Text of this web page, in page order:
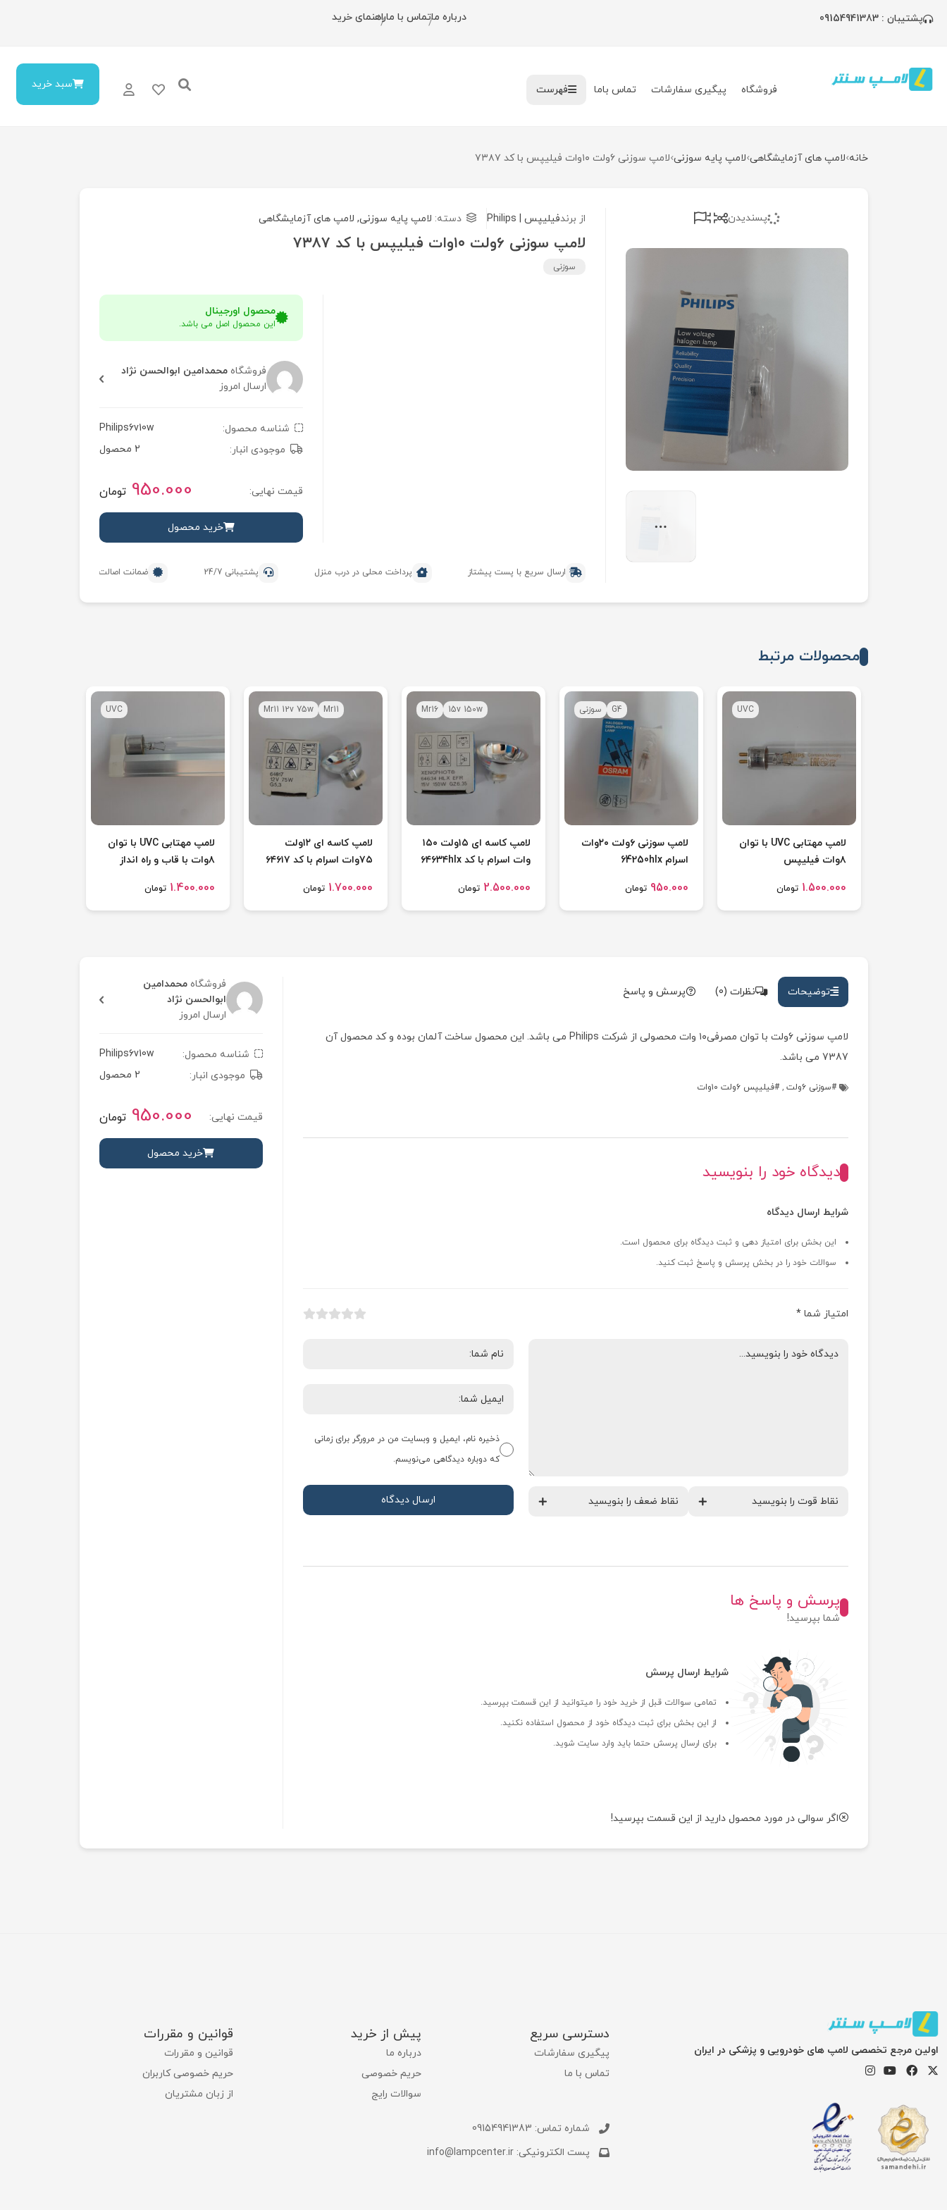
پشتیبان : 09154941383 درباره ما/تماس با ما/
راهنمای خرید
فروشگاه پیگیری سفارشات تماس باما فهرست سبد خرید
خانه لامپ های آزمایشگاهی لامپ پایه سوزنی لامپ سوزنی ۶ولت ۱۰وات فیلیپس با کد ۷۳۸۷
پسندیدن از برندفیلیپس | Philips دسته: لامپ پایه سوزنی, لامپ های آزمایشگاهی
لامپ سوزنی ۶ولت ۱۰وات فیلیپس با کد ۷۳۸۷
سوزنی
محصول اورجینال
این محصول اصل می باشد.
فروشگاهمحمدامین ابوالحسن نژاد
ارسال امروز
شناسه محصول:
Philips6v10w
موجودی انبار:
2 محصول
قیمت نهایی: تومان950.000
خرید محصول
ارسال سریع با پست پیشتاز پرداخت محلی در درب منزل پشتیبانی 24/7 ضمانت اصالت محصول
محصولات مرتبط
UVC
لامپ مهتابی UVC با توان
۸وات فیلیپس
تومان1.500.000
G4 سوزنی
لامپ سوزنی ۶ولت ۲۰وات
اسرام 64250hlx
تومان950.000
15v 150w
Mr16
لامپ کاسه ای ۱۵ولت ۱۵۰
وات اسرام با کد ۶۴۶۳۴hlx
تومان2.500.000
Mr11
Mr11 12v 75w
لامپ کاسه ای ۱۲ولت
۷۵وات اسرام با کد ۶۴۶۱۷
تومان1.700.000
UVC
لامپ مهتابی UVC با توان
۸وات با قاب و راه انداز
تومان1.400.000
توضیحات نظرات (0) پرسش و پاسخ
لامپ سوزنی ۶ولت با توان مصرفی۱۰ وات محصولی از شرکت Philips می باشد. این محصول ساخت آلمان بوده و کد محصول آن
7387 می باشد.
سوزنی ۶ولت , فیلیپس ۶ولت ۱۰وات
دیدگاه خود را بنویسید
شرایط ارسال دیدگاه
این بخش برای امتیاز دهی و ثبت دیدگاه برای محصول است.
سوالات خود را در بخش پرسش و پاسخ ثبت کنید.
امتیاز شما*
ذخیره نام، ایمیل و وبسایت من در مرورگر برای زمانی
که دوباره دیدگاهی می‌نویسم.
پرسش و پاسخ ها
شما بپرسید!
شرایط ارسال پرسش
تمامی سوالات قبل از خرید خود را میتوانید از این قسمت بپرسید.
از این بخش برای ثبت دیدگاه خود از محصول استفاده نکنید.
برای ارسال پرسش حتما باید وارد سایت شوید.
اگر سوالی در مورد محصول دارید از این قسمت بپرسید!
فروشگاه محمدامین
ابوالحسن نژاد
ارسال امروز
شناسه محصول:
Philips6v10w
موجودی انبار:
2 محصول
قیمت نهایی: تومان950.000
خرید محصول
اولین مرجع تخصصی لامپ های خودرویی و پزشکی در ایران
دسترسی سریع
پیگیری سفارشات
تماس با ما
پیش از خرید
درباره ما
حریم خصوصی
سوالات رایج
قوانین و مقررات
قوانین و مقررات
حریم خصوصی کاربران
از زبان مشتریان
شماره تماس: 09154941383
پست الکترونیکی: info@lampcenter.ir